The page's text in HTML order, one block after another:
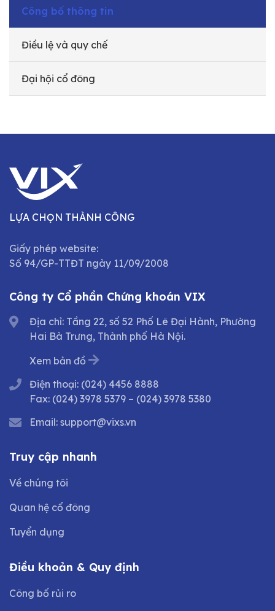
Công bố thông tin
Điều lệ và quy chế
Đại hội cổ đông
LỰA CHỌN THÀNH CÔNG
Giấy phép website:
Số 94/GP-TTĐT ngày 11/09/2008
Công ty Cổ phần Chứng khoán VIX
Địa chỉ: Tầng 22, số 52 Phố Lê Đại Hành, Phường
Hai Bà Trưng, Thành phố Hà Nội.
Xem bản đồ
Điện thoại: (024) 4456 8888
Fax: (024) 3978 5379 – (024) 3978 5380
Email: support@vixs.vn
Truy cập nhanh
Về chúng tôi
Quan hệ cổ đông
Tuyển dụng
Điều khoản & Quy định
Công bố rủi ro